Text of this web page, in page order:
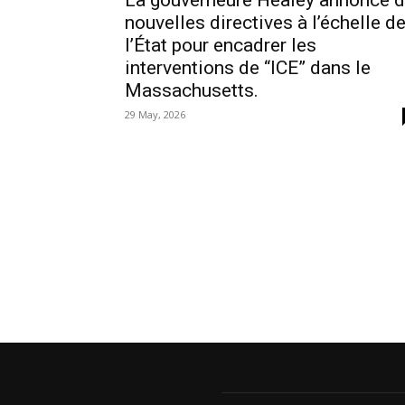
nouvelles directives à l’échelle de
l’État pour encadrer les
interventions de “ICE” dans le
Massachusetts.
29 May, 2026